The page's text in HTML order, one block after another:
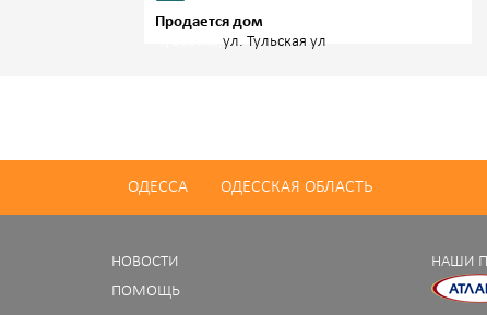
Продается дом
ул. Тульская ул
ОДЕССА ОДЕССКАЯ ОБЛАСТЬ
НОВОСТИ
ПОМОЩЬ
НАШИ